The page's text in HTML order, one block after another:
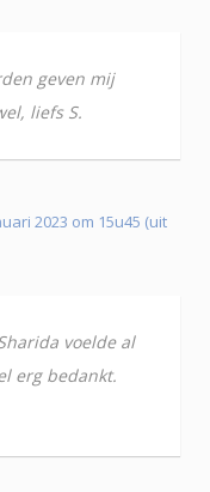
geven mij
liefs S.
2023 om 15u45 (uit
voelde al
erg bedankt.